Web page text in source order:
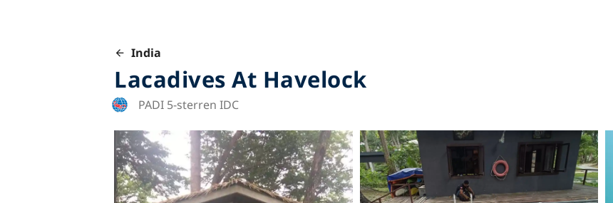
India
Lacadives At Havelock
PADI 5-sterren IDC